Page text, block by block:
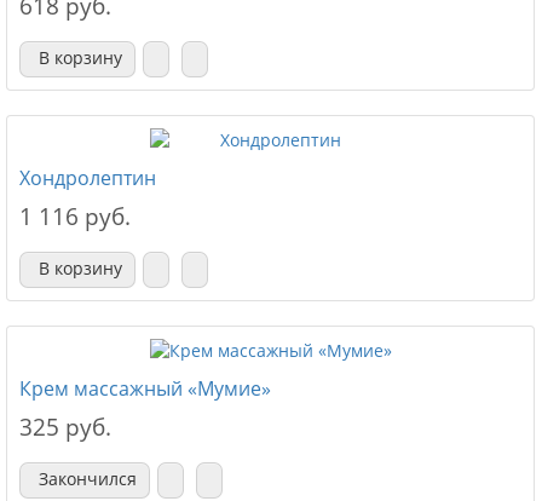
В корзину
Хондролептин
1 116 руб.
В корзину
Крем массажный «Мумие»
325 руб.
Закончился